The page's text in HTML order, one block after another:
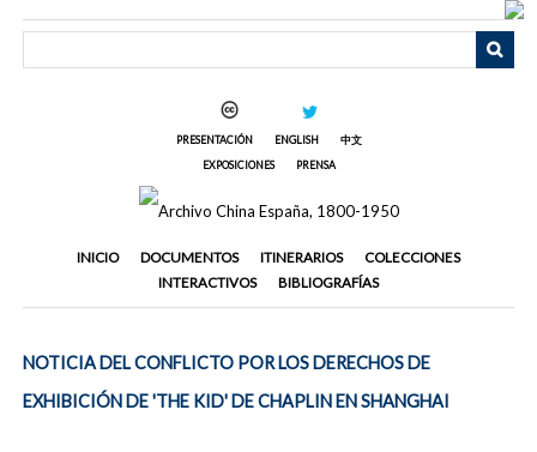
PRESENTACIÓN ENGLISH
中文
EXPOSICIONES
PRENSA
INICIO DOCUMENTOS ITINERARIOS
COLECCIONES
INTERACTIVOS
BIBLIOGRAFÍAS
NOTICIA DEL CONFLICTO POR LOS DERECHOS DE
EXHIBICIÓN DE 'THE KID' DE CHAPLIN EN SHANGHAI